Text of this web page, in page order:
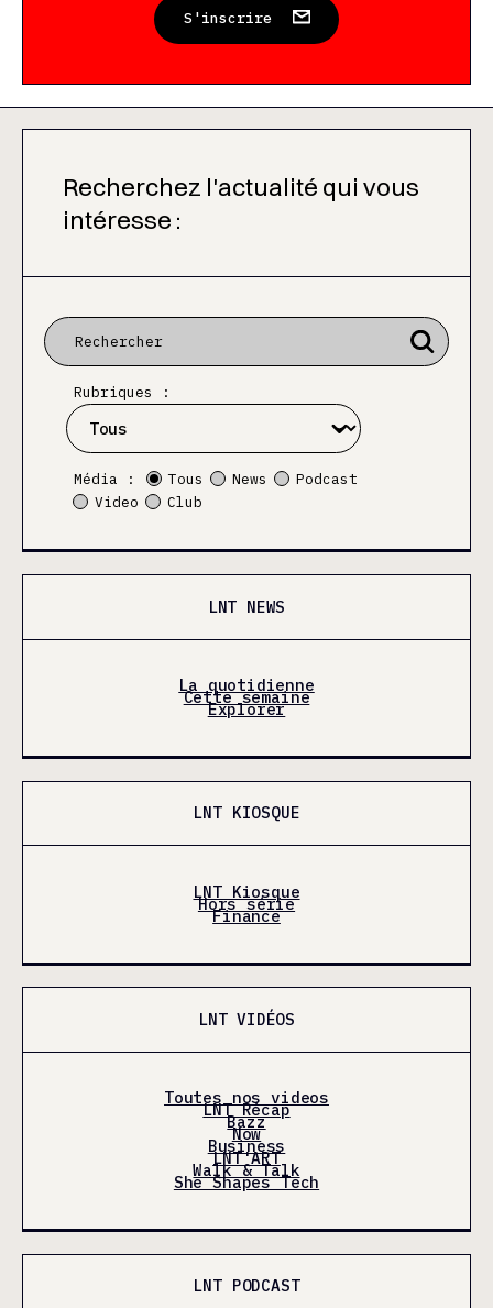
S'inscrire
Recherchez l'actualité qui vous
intéresse :
Rubriques :
Média : Tous News
Podcast
Video
Club
LNT NEWS
La quotidienne
Cette semaine
Explorer
LNT KIOSQUE
LNT Kiosque
Hors série
Finance
LNT VIDÉOS
Toutes nos videos
LNT Récap
Bazz
Now
Business
LNT'ART
Walk & Talk
She Shapes Tech
LNT PODCAST